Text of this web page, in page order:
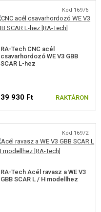
Kód 16976
RA-Tech CNC acél
csavarhordozó WE V3 GBB
SCAR L-hez
39 930 Ft RAKTÁRON
Kód 16972
RA-Tech Acél ravasz a WE V3
GBB SCAR L / H modellhez